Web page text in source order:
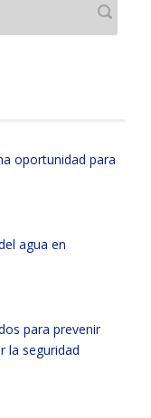
oportunidad para
agua en
para prevenir
la seguridad